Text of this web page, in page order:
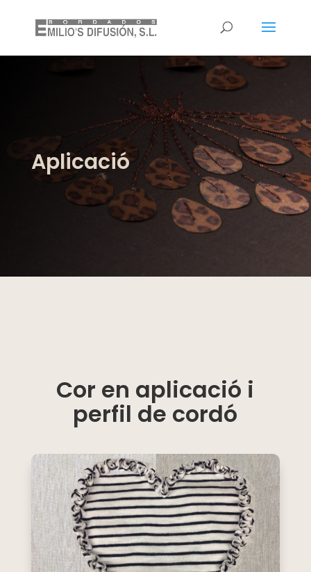
Aplicació
Cor en aplicació i
perfil de cordó